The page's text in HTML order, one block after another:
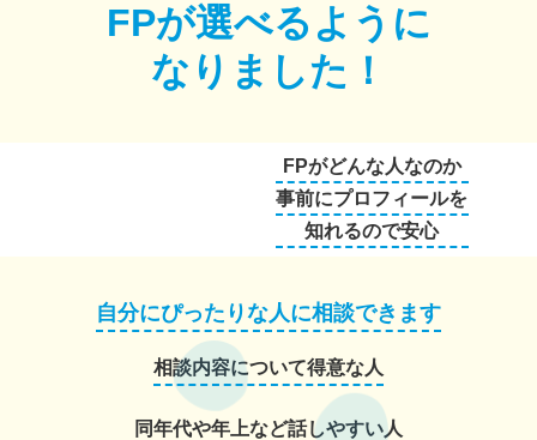
FPが選べるように
なりました！
FPがどんな人なのか
事前にプロフィールを
知れるので安心
自分にぴったりな人に相談できます
相談内容について得意な人
同年代や年上など話しやすい人